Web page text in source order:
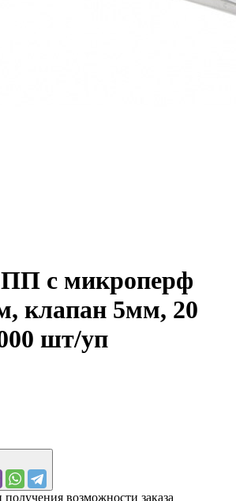
с микроперф
клапан 5мм, 20
шт/уп
возможности заказа